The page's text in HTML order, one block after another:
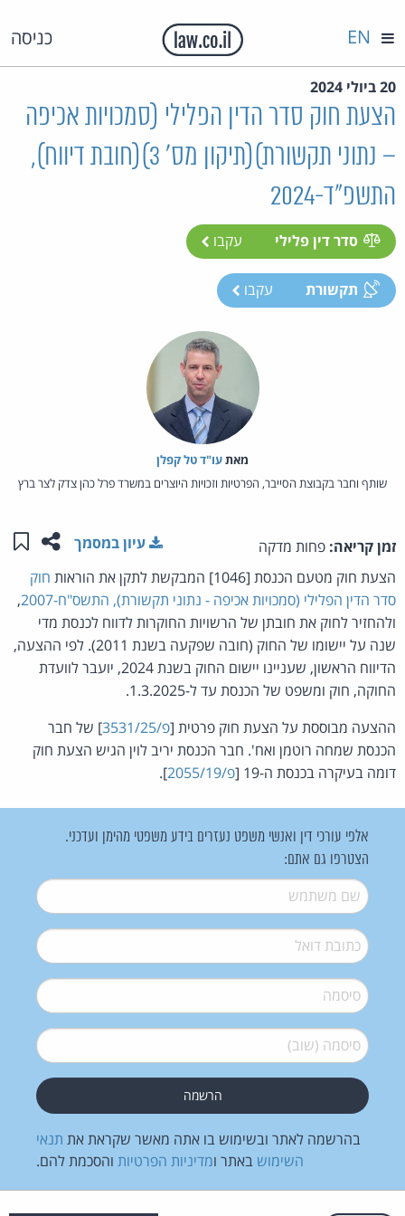
כניסה EN
20 ביולי 2024
הצעת חוק סדר הדין הפלילי (סמכויות אכיפה
– נתוני תקשורת)(תיקון מס' 3)(חובת דיווח),
התשפ"ד-2024
סדר דין פלילי עקבו
תקשורת עקבו
מאת‏עו"ד טל קפלן
שותף וחבר בקבוצת הסייבר, הפרטיות וזכויות היוצרים במשרד פרל כהן צדק לצר ברץ
זמן קריאה: פחות מדקה שתפו
עיון במסמך
הצעת חוק מטעם הכנסת [1046] המבקשת לתקן את הוראות
חוק
סדר הדין הפלילי (סמכויות אכיפה - נתוני תקשורת), התשס"ח-2007
,
ולהחזיר לחוק את חובתן של הרשויות החוקרות לדווח לכנסת מדי
שנה על יישומו של החוק (חובה שפקעה בשנת 2011). לפי ההצעה,
הדיווח הראשון, שעניינו יישום החוק בשנת 2024, יועבר לוועדת
החוקה, חוק ומשפט של הכנסת עד ל-1.3.2025.
ההצעה מבוססת על הצעת חוק פרטית [פ/3531/25
] של חבר
הכנסת שמחה רוטמן ואח'. חבר הכנסת יריב לוין הגיש הצעת חוק
דומה בעיקרה בכנסת ה-19 [
פ/2055/19 ].
אלפי עורכי דין ואנשי משפט נעזרים בידע משפטי מהימן ועדכני.
הצטרפו גם אתם:
שם משתמש*
דואל*
סיסמה*
סיסמה (שוב)*
בהרשמה לאתר ובשימוש בו אתה מאשר שקראת את תנאי
השימוש באתר ומדיניות הפרטיות והסכמת להם.